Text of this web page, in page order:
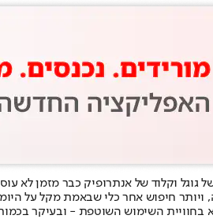
בחוויית השימוש השוטפת - ובעיקר